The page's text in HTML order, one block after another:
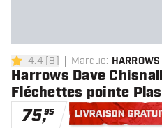
4.4 étoiles de notation
4.4 [8] Marque: HARROWS
Harrows Dave
Fléchettes pointe
75,95